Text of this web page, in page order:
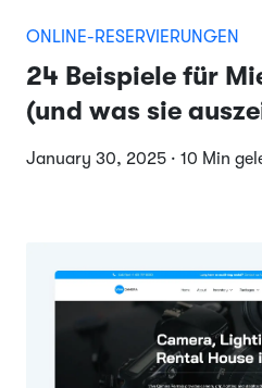
ONLINE-RESERVIERUNGEN
24 Beispiele für
(und was sie
January 30, 2025 · 10 Min